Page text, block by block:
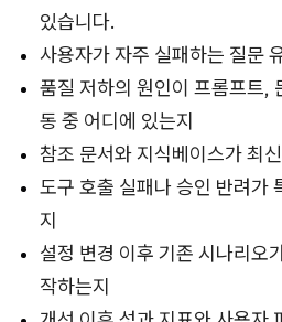
있습니다.
사용자가 자주 실패하는 질문
품질 저하의 원인이 프롬프트,
동 중 어디에 있는지
참조 문서와 지식베이스가 최
도구 호출 실패나 승인 반려가
지
설정 변경 이후 기존 시나리오
작하는지